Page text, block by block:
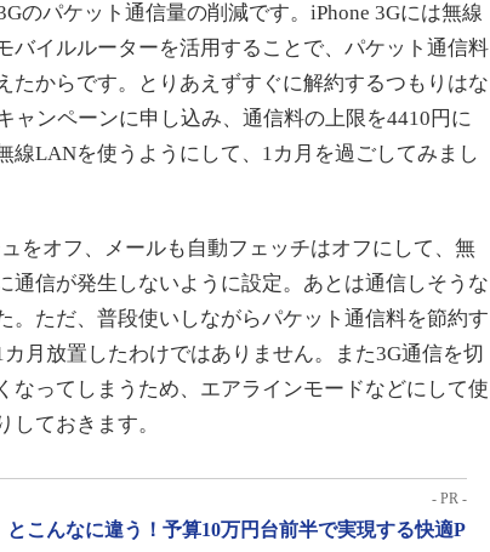
のパケット通信量の削減です。iPhone 3Gには無線
バイルルーターを活用することで、パケット通信料
たからです。とりあえずすぐに解約するつもりはな
ャンペーンに申し込み、通信料の上限を4410円に
線LANを使うようにして、1カ月を過ごしてみまし
をオフ、メールも自動フェッチはオフにして、無
通信が発生しないように設定。あとは通信しそうな
。ただ、普段使いしながらパケット通信料を節約す
月放置したわけではありません。また3G通信を切
なってしまうため、エアラインモードなどにして使
しておきます。
- PR -
とこんなに違う！予算10万円台前半で実現する快適P